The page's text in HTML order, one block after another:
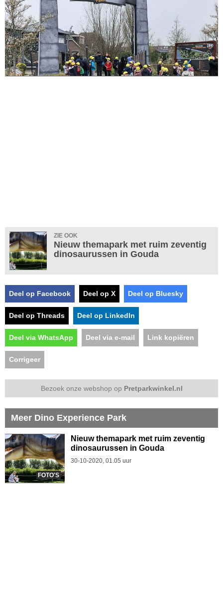
ZIE OOK
Nieuw themapark met ruim zeventig
dinosaurussen in Gouda
Deel op Facebook Deel op X Deel op Bluesky
Deel op Threads Deel op LinkedIn
Deel via WhatsApp Deel via e-mail Link kopiëren
Corrigeer
Bezoek onze webshop op Pretparkwinkel.nl
Meer Dino Experience Park
FOTO'S
Nieuw themapark met ruim zeventig
dinosaurussen in Gouda
30-10-2020, 01.05 uur